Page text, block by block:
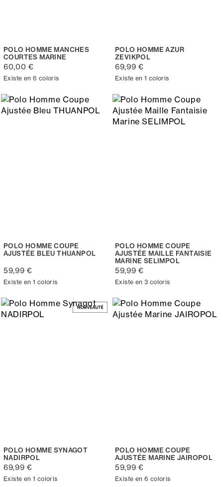
POLO HOMME MANCHES
COURTES MARINE
60,00 €
Existe en 6 coloris
POLO HOMME AZUR
ZEVIKPOL
69,99 €
Existe en 1 coloris
POLO HOMME COUPE
AJUSTÉE BLEU THUANPOL
59,99 €
Existe en 1 coloris
POLO HOMME COUPE
AJUSTÉE MAILLE FANTAISIE
MARINE SELIMPOL
59,99 €
Existe en 3 coloris
POLO HOMME SYNAGOT
NADIRPOL
69,99 €
Existe en 1 coloris
POLO HOMME COUPE
AJUSTÉE MARINE JAIROPOL
59,99 €
Existe en 6 coloris